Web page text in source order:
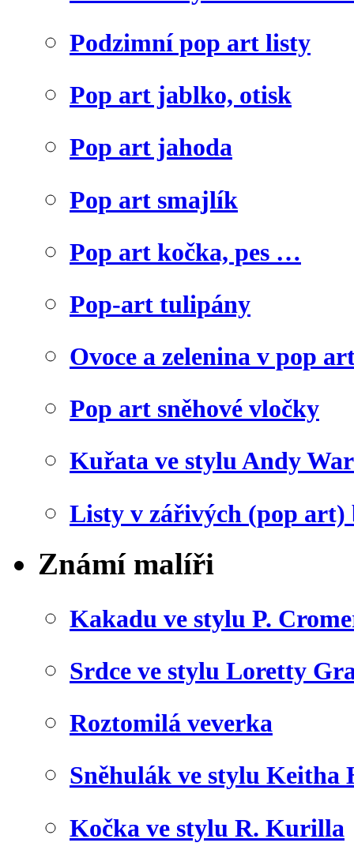
Podzimní pop art listy
Pop art jablko, otisk
Pop art jahoda
Pop art smajlík
Pop art kočka, pes …
Pop-art tulipány
Ovoce a zelenina v pop
Pop art sněhové vločky
Kuřata ve stylu Andy
Listy v zářivých (pop art)
Známí malíři
Kakadu ve stylu P.
Srdce ve stylu Loretty
Roztomilá veverka
Sněhulák ve stylu Keitha
Kočka ve stylu R. Kurilla